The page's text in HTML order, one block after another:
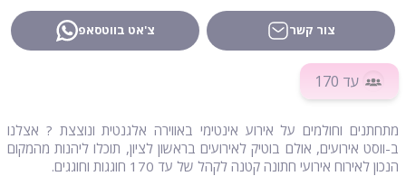
צור קשר צ'אט בווטסאפ
עד 170
מתחתנים וחולמים על אירוע אינטימי באווירה אלגנטית ונוצצת ? אצלנו
ב-ווסט אירועים, אולם בוטיק לאירועים בראשון לציון, תוכלו ליהנות מהמקום
הנכון לאירוח אירועי חתונה קטנה לקהל של עד 170 חוגגות וחוגגים.